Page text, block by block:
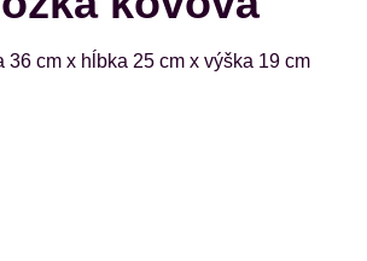
cm x hĺbka 25 cm x výška 19 cm